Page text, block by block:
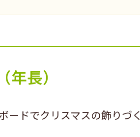
長）
ードでクリスマスの飾りづく